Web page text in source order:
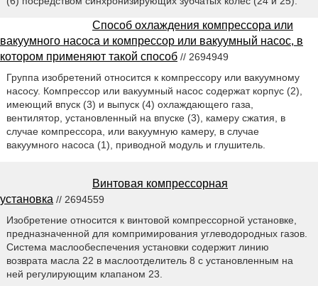
Способ охлаждения компрессора или
вакуумного насоса и компрессор или вакуумный насос, в
котором применяют такой способ // 2694949
Группа изобретений относится к компрессору или вакуумному
насосу. Компрессор или вакуумный насос содержат корпус (2),
имеющий впуск (3) и выпуск (4) охлаждающего газа,
вентилятор, установленный на впуске (3), камеру сжатия, в
случае компрессора, или вакуумную камеру, в случае
вакуумного насоса (1), приводной модуль и глушитель.
Винтовая компрессорная
установка // 2694559
Изобретение относится к винтовой компрессорной установке,
предназначенной для компримирования углеводородных газов.
Система маслообеспечения установки содержит линию
возврата масла 22 в маслоотделитель 8 с установленным на
ней регулирующим клапаном 23.